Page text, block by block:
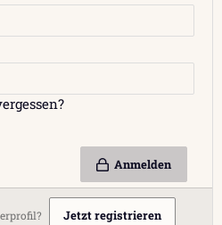
Anmelden
Jetzt registrieren